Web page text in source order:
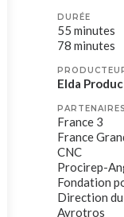
DURÉE
55 minutes
78 minutes
Elda
PARTENAIRES
France 3
France
CNC
Procirep-
Fondation
Direction
Avrotros